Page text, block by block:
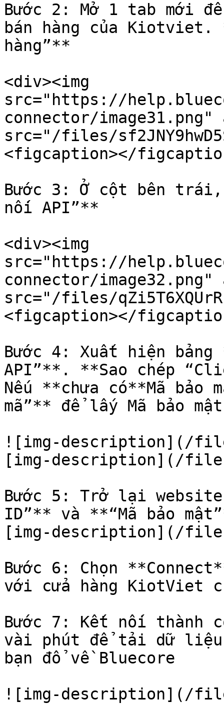
Bước 2: Mở 1 tab mới
bán hàng của Kiotviet.
hàng”**
<div><img
src="https://
connector/
src="/files/
<figcaption></
Bước 3: Ở cột bên
nối API”**
<div><img
src="https://
connector/
src="/files/
<figcaption></
Bước 4: Xuất hiện
API”**. **Sao chép
Nếu **chưa có**Mã bảo
mã”** để lấy Mã bảo
![img-description](/files/
[img-description](/files/
Bước 5: Trở lại
ID”** và **“Mã bảo
[img-description](/files/
Bước 6: Chọn
với cửa hàng KiotViet
Bước 7: Kết nối thành
vài phút để tải dữ liệu
bạn đổ về Bluecore
![img-description](/files/